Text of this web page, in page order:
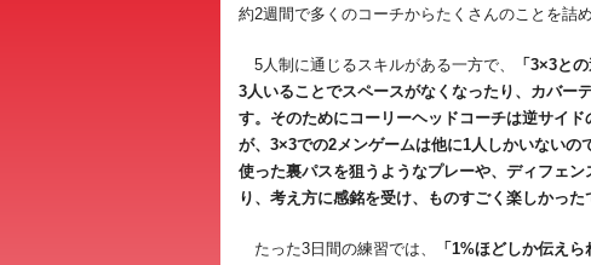
約2週間で多くのコーチからたくさんのことを詰
5人制に通じるスキルがある一方で、
「3×3と
3人いることでスペースがなくなったり、カバー
す。そのためにコーリーヘッドコーチは逆サイ
が、3×3での2メンゲームは他に1人しかいない
使った裏パスを狙うようなプレーや、ディフェ
り、考え方に感銘を受け、ものすごく楽しかった
たった3日間の練習では、 「1%ほどしか伝えら